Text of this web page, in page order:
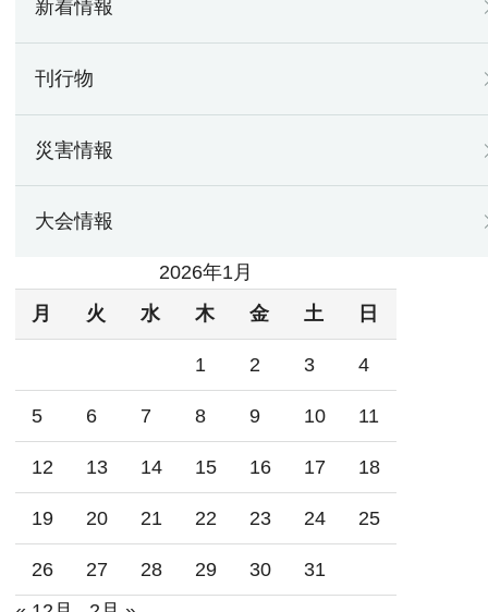
新着情報
刊行物
災害情報
大会情報
2026年1月
月
火 水 木 金 土 日
1 2 3 4
5 6 7 8 9 10 11
12 13 14 15 16 17 18
19 20 21 22 23 24 25
26 27 28 29 30
31